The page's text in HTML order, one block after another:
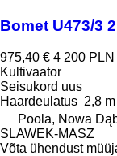
Bomet U473/3
975,40 € 4 200 PLN
Kultivaator
Seisukord uus
Haardeulatus 2,8 m
Poola, Nowa
SLAWEK-MASZ
Võta ühendust